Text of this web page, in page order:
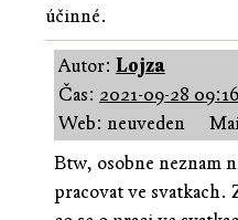
účinné.
Autor: Lojza
Čas: 2021-09-28
Web: neuveden
Btw, osobne neznam
pracovat ve svatkach.